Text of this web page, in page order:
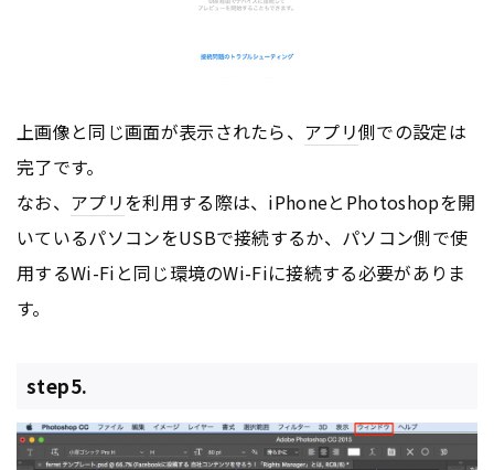
上画像と同じ画面が表示されたら、 アプリ側での設定は
完了です。
なお、 アプリを利用する際は、iPhoneとPhotoshopを開
いているパソコンをUSBで接続するか、パソコン側で使
用するWi-Fiと同じ環境のWi-Fiに接続する必要がありま
す。
step5.